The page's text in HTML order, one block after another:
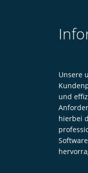
Unsere
und
hierbei